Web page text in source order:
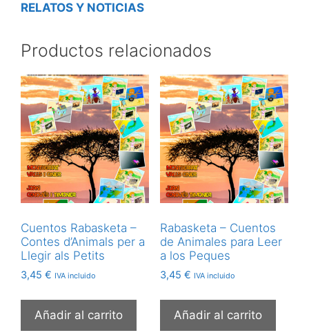
RELATOS Y NOTICIAS
Productos relacionados
Cuentos Rabasketa –
Contes d’Animals per a
Llegir als Petits
3,45 € IVA incluido
Añadir al carrito
Rabasketa – Cuentos
de Animales para Leer
a los Peques
3,45 € IVA incluido
Añadir al carrito